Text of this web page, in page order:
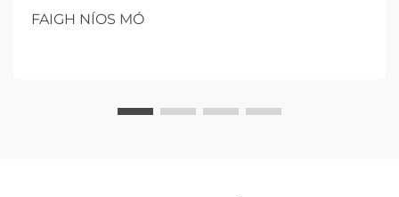
bhaineann le clinicí, na cúinsí maidir le roghnú, agus
treochtaí sa todhchaí i ndíolacháin inbhuanaithe.
FAIGH NÍOS MÓ